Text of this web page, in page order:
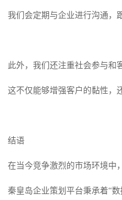
我们会定期与企业进行沟通，
此外，我们还注重社会参与和
这不仅能够增强客户的黏性，
结语
在当今竞争激烈的市场环境中
秦皇岛企业策划平台秉承着“